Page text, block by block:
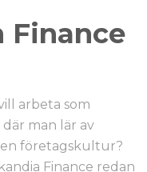
Finance
arbeta som
man lär av
företagskultur?
Finance redan